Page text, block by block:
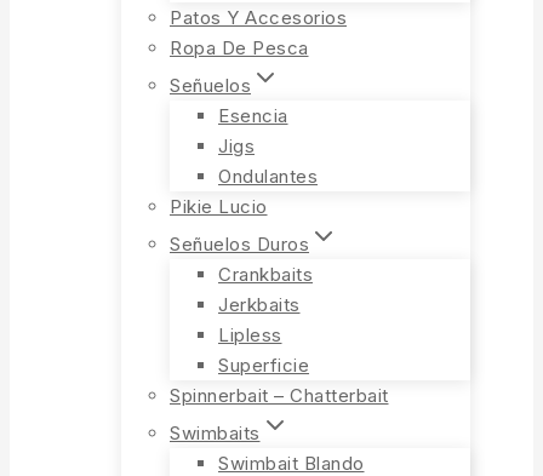
Patos Y Accesorios
Ropa De Pesca
Señuelos
Esencia
Jigs
Ondulantes
Pikie Lucio
Señuelos Duros
Crankbaits
Jerkbaits
Lipless
Superficie
Spinnerbait – Chatterbait
Swimbaits
Swimbait Blando